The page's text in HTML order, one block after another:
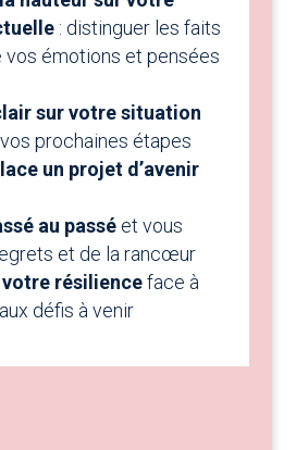
: distinguer les faits
vos émotions et pensées
sur votre situation
prochaines étapes
un projet d’avenir
au passéet vous
et de la rancœur
résilienceface à
défis à venir